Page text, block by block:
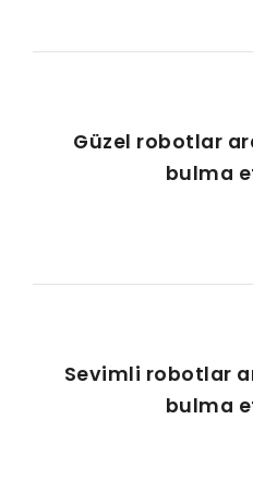
Güzel robotlar
bulma
Sevimli robotlar
bulma